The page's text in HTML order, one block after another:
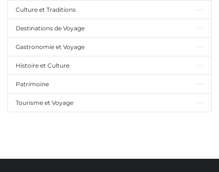
Culture et Traditions
Destinations de Voyage
Gastronomie et Voyage
Histoire et Culture
Patrimoine
Tourisme et Voyage